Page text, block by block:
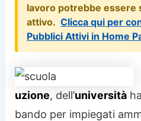
lavoro potrebbe essere
attivo. Clicca qui per
Pubblici Attivi in Home
uzione, dell’università
bando per impiegati